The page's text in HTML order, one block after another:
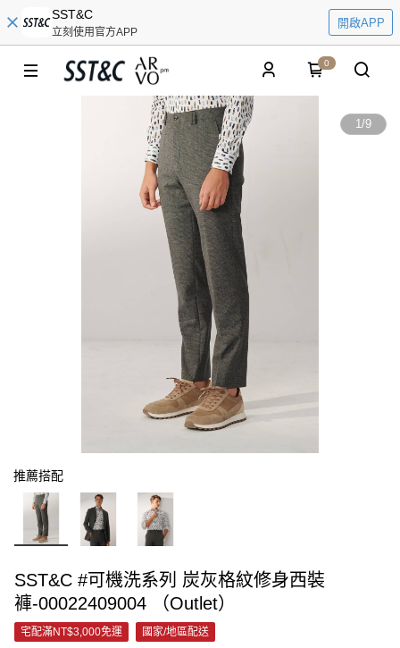
SST&C
立刻使用官方APP
開啟APP
0
1/9
推薦搭配
SST&C #可機洗系列 炭灰格紋修身西裝
褲-00022409004 （Outlet）
宅配滿NT$3,000免運 國家/地區配送